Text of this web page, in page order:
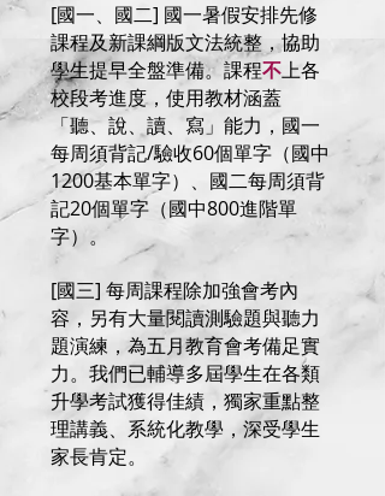
[國一、國二] 國一暑假安排先修
課程及新課綱版文法統整，協助
學生提早全盤準備。課程不上各
校段考進度，使用教材涵蓋
「聽、說、讀、寫」能力，國一
每周須背記/驗收60個單字（國中
1200基本單字）、國二每周須背
記20個單字（國中800進階單
字）。
[國三] 每周課程除加強會考內
容，另有大量閱讀測驗題與聽力
題演練，為五月教育會考備足實
力。我們已輔導多屆學生在各類
升學考試獲得佳績，獨家重點整
理講義、系統化教學，深受學生
家長肯定。